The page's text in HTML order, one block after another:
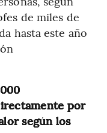
de miles de
hasta este año
por
según los